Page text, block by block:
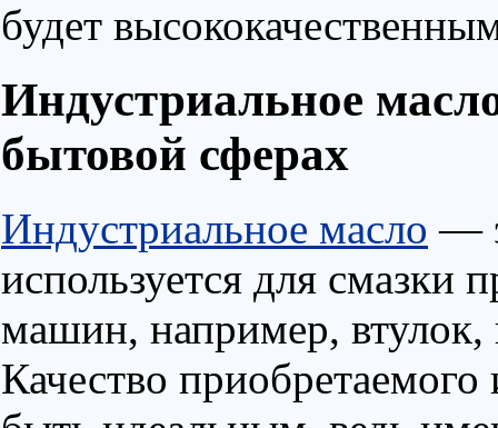
будет
Индустриальное
бытовой сферах
Индустриальное масло —
используется для
машин, например, втулок,
Качество